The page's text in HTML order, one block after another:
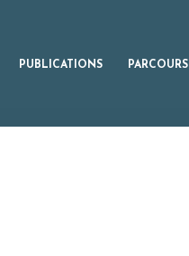
PUBLICATIONS PARCOURS